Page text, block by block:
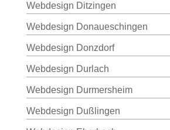
Webdesign Ditzingen
Webdesign Donaueschingen
Webdesign Donzdorf
Webdesign Durlach
Webdesign Durmersheim
Webdesign Dußlingen